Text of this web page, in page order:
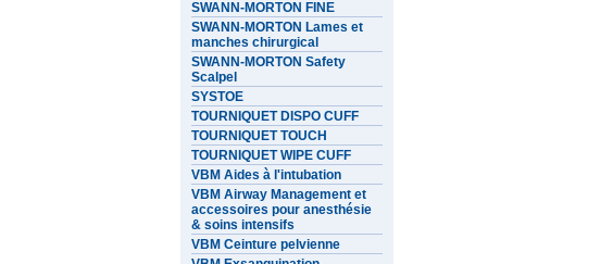
SWANN-MORTON FINE
SWANN-MORTON Lames et
manches chirurgical
SWANN-MORTON Safety
Scalpel
SYSTOE
TOURNIQUET DISPO CUFF
TOURNIQUET TOUCH
TOURNIQUET WIPE CUFF
VBM Aides à l'intubation
VBM Airway Management et
accessoires pour anesthésie
& soins intensifs
VBM Ceinture pelvienne